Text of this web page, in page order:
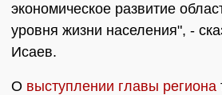
экономическое развитие
уровня жизни населения", -
Исаев.
О выступлении главы региона